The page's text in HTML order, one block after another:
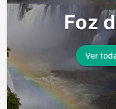
Foz
Ver